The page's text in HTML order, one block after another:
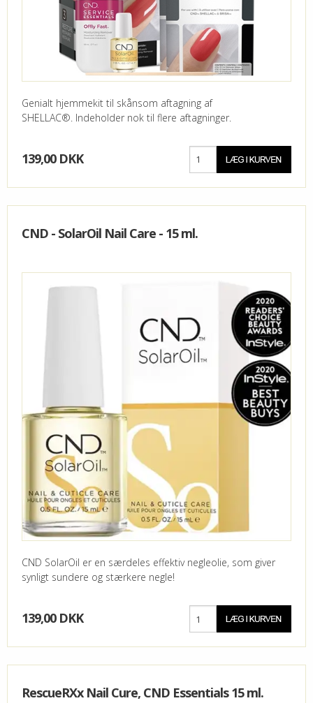
Genialt hjemmekit til skånsom aftagning af
SHELLAC®. Indeholder nok til flere aftagninger.
139,00 DKK
CND - SolarOil Nail Care - 15 ml.
CND SolarOil er en særdeles effektiv negleolie, som giver
synligt sundere og stærkere negle!
139,00 DKK
RescueRXx Nail Cure, CND Essentials 15 ml.